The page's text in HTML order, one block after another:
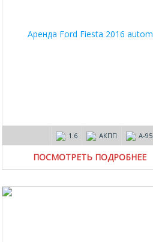
1.6 АКПП А-95
ПОСМОТРЕТЬ ПОДРОБНЕЕ